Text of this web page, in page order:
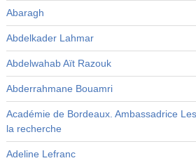
Abaragh
Abdelkader Lahmar
Abdelwahab Aït Razouk
Abderrahmane Bouamri
Académie de Bordeaux. Ambassadrice
la recherche
Adeline Lefranc